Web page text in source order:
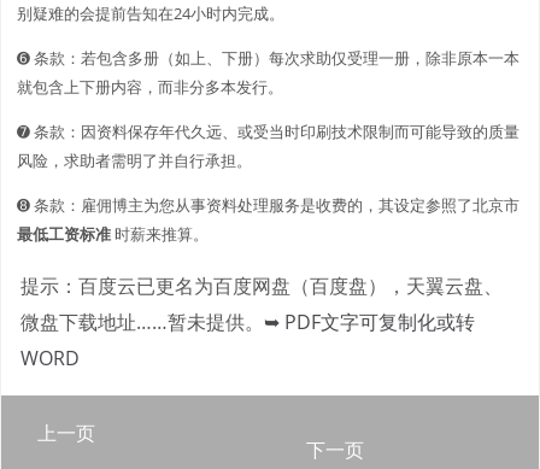
别疑难的会提前告知在24小时内完成。
➏ 条款：若包含多册（如上、下册）每次求助仅受理一册，除非原本一本
就包含上下册内容，而非分多本发行。
➐ 条款：因资料保存年代久远、或受当时印刷技术限制而可能导致的质量
风险，求助者需明了并自行承担。
➑ 条款：雇佣博主为您从事资料处理服务是收费的，其设定参照了北京市
最低工资标准时薪来推算。
提示：百度云已更名为百度网盘（百度盘），天翼云盘、
微盘下载地址……暂未提供。 ➥ PDF文字可复制化或转
WORD
上一页
下一页